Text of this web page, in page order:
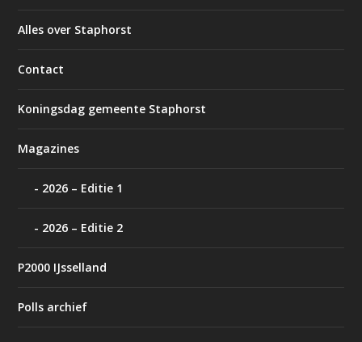
Alles over Staphorst
Contact
Koningsdag gemeente Staphorst
Magazines
2026 – Editie 1
2026 – Editie 2
P2000 IJsselland
Polls archief